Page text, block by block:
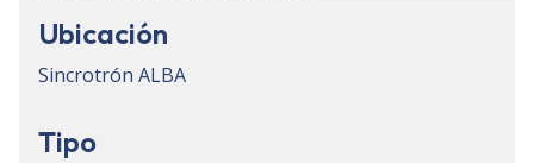
Ubicación
Sincrotrón ALBA
Tipo